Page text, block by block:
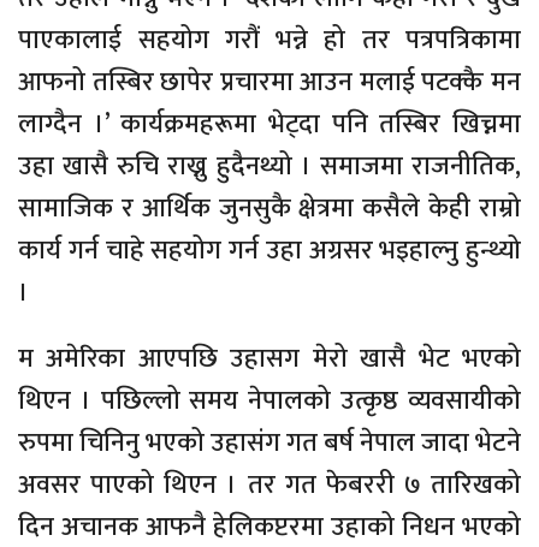
पाएकालाई सहयोग गरौं भन्ने हो तर पत्रपत्रिकामा
आफनो तस्बिर छापेर प्रचारमा आउन मलाई पटक्कै मन
लाग्दैन ।’ कार्यक्रमहरूमा भेट्दा पनि तस्बिर खिच्नमा
उहा खासै रुचि राख्नु हुदैनथ्यो । समाजमा राजनीतिक,
सामाजिक र आर्थिक जुनसुकै क्षेत्रमा कसैले केही राम्रो
कार्य गर्न चाहे सहयोग गर्न उहा अग्रसर भइहाल्नु हुन्थ्यो
।
म अमेरिका आएपछि उहासग मेरो खासै भेट भएको
थिएन । पछिल्लो समय नेपालको उत्कृष्ठ व्यवसायीको
रुपमा चिनिनु भएको उहासंग गत बर्ष नेपाल जादा भेटने
अवसर पाएको थिएन । तर गत फेबररी ७ तारिखको
दिन अचानक आफनै हेलिकप्टरमा उहाको निधन भएको